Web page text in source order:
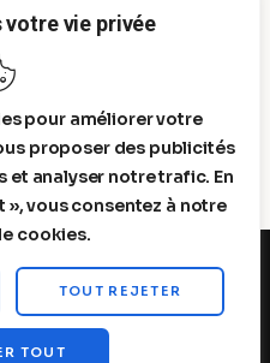
votre vie privée
pour améliorer votre
proposer des publicités
et analyser notre trafic. En
vous consentez à notre
cookies.
TOUT REJETER
TOUT2026. All Rights Reserved.